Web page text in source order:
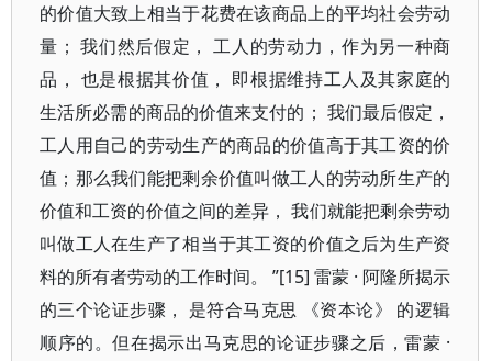
的价值大致上相当于花费在该商品上的平均社会劳动
量； 我们然后假定， 工人的劳动力，作为另一种商
品， 也是根据其价值， 即根据维持工人及其家庭的
生活所必需的商品的价值来支付的； 我们最后假定，
工人用自己的劳动生产的商品的价值高于其工资的价
值；那么我们能把剩余价值叫做工人的劳动所生产的
价值和工资的价值之间的差异， 我们就能把剩余劳动
叫做工人在生产了相当于其工资的价值之后为生产资
料的所有者劳动的工作时间。 ”[15] 雷蒙 · 阿隆所揭示
的三个论证步骤， 是符合马克思 《资本论》 的逻辑
顺序的。但在揭示出马克思的论证步骤之后，雷蒙 ·